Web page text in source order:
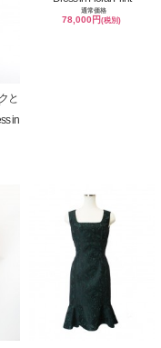
と
in
通常価格
78,000円(税別)